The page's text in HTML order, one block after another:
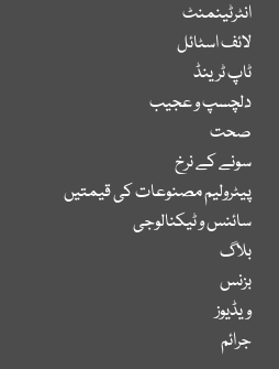
انٹرٹینمنٹ
لائف اسٹائل
ٹاپ ٹرینڈ
دلچسپ و عجیب
صحت
سونے کے نرخ
پیٹرولیم مصنوعات کی قیمتیں
سائنس و ٹیکنالوجی
بلاگ
بزنس
ویڈیوز
جرائم